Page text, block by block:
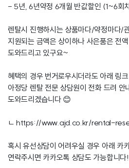
- 5년, 6년약정 6개월 반값할인 (1~6회
렌탈시 진행하시는 상품마다/약정마다/
지원되는 금액은 상이하나 사은품은 전
도와드리고 있구요~
혜택의 경우 번거로우시더라도 아래 링
아정당 렌탈 전문 상담원이 전화 드려 안
도와드리겠습니다 😊
ㄴhttps://www.ajd.co.kr/rental-
혹시 유선상담이 어려우실 경우 아래 카
연락주시면 카카오톡 상담도 가능합니다!